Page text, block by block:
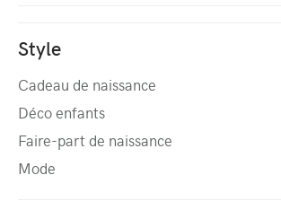
Style
Cadeau de naissance
Déco enfants
Faire-part de naissance
Mode